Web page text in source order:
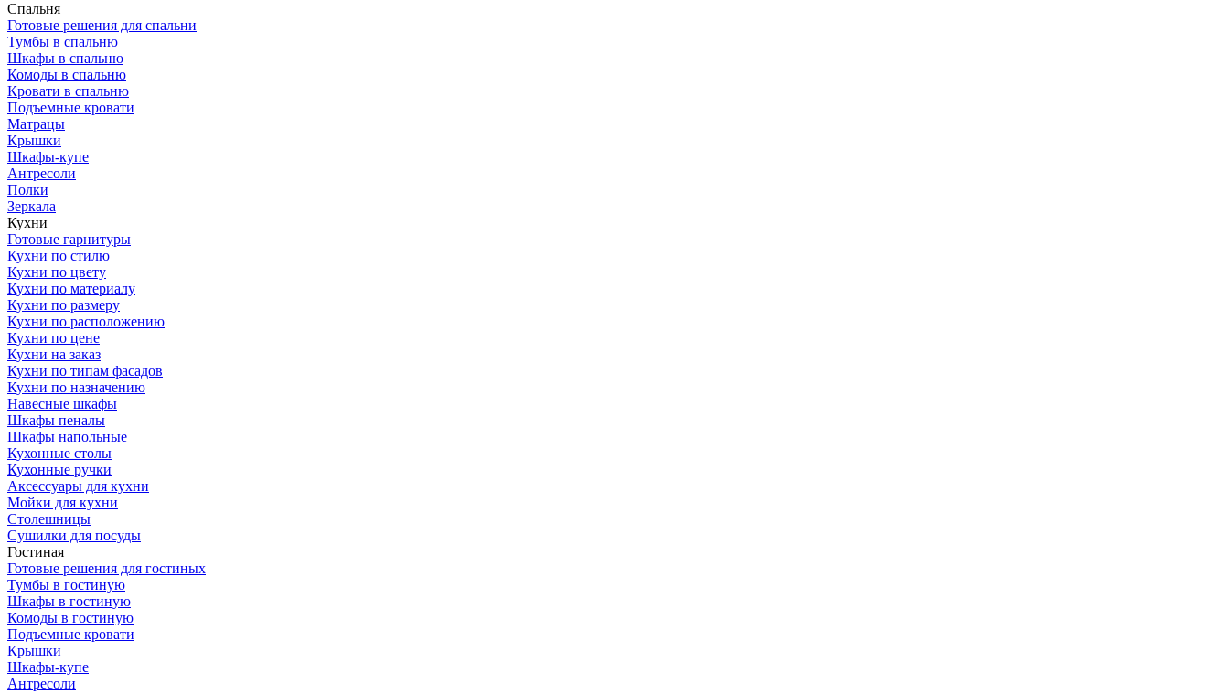
Спальня
Готовые решения для спальни
Тумбы в спальню
Шкафы в спальню
Комоды в спальню
Кровати в спальню
Подъемные кровати
Матрацы
Крышки
Шкафы-купе
Антресоли
Полки
Зеркала
Кухни
Готовые гарнитуры
Кухни по стилю
Кухни по цвету
Кухни по материалу
Кухни по размеру
Кухни по расположению
Кухни по цене
Кухни на заказ
Кухни по типам фасадов
Кухни по назначению
Навесные шкафы
Шкафы пеналы
Шкафы напольные
Кухонные столы
Кухонные ручки
Аксессуары для кухни
Мойки для кухни
Столешницы
Сушилки для посуды
Гостиная
Готовые решения для гостиных
Тумбы в гостиную
Шкафы в гостиную
Комоды в гостиную
Подъемные кровати
Крышки
Шкафы-купе
Антресоли